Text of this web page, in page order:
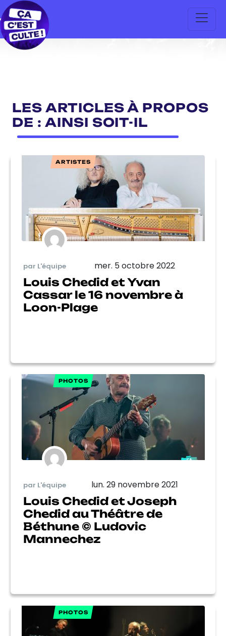
LES ARTICLES À PROPOS
DE : AINSI SOIT-IL
ARTISTES
par L'équipe mer. 5 octobre 2022
Louis Chedid et Yvan
Cassar le 16 novembre à
Loon-Plage
PHOTOS
par L'équipe lun. 29 novembre 2021
Louis Chedid et Joseph
Chedid au Théâtre de
Béthune © Ludovic
Mannechez
PHOTOS